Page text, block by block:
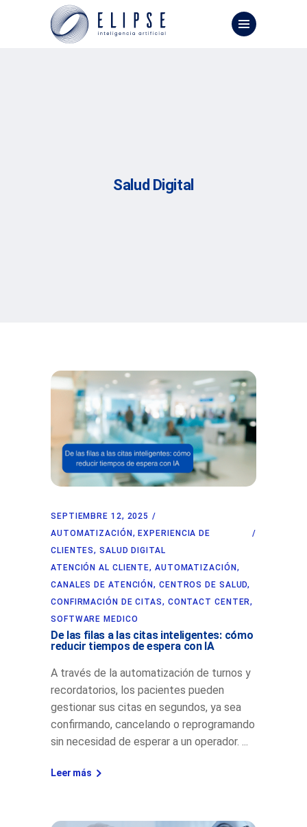
Salud Digital
SEPTIEMBRE 12, 2025
AUTOMATIZACIÓN,EXPERIENCIA DE
CLIENTES,SALUD DIGITAL
ATENCIÓN AL CLIENTE, AUTOMATIZACIÓN,
CANALES DE ATENCIÓN, CENTROS DE SALUD,
CONFIRMACIÓN DE CITAS, CONTACT CENTER,
SOFTWARE MEDICO
De las filas a las citas inteligentes: cómo
reducir tiempos de espera con IA
A través de la automatización de turnos y
recordatorios, los pacientes pueden
gestionar sus citas en segundos, ya sea
confirmando, cancelando o reprogramando
sin necesidad de esperar a un operador.
Leer más